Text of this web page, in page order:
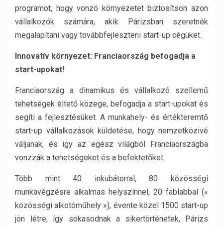
programot, hogy vonzó környezetet biztosítson azon
vállalkozók számára, akik Párizsban szeretnék
megalapítani vagy továbbfejleszteni start-up cégüket.
Innovatív környezet: Franciaország befogadja a
start-upokat!
Franciaország a dinamikus és vállalkozó szellemű
tehetségek éltető közege, befogadja a start-upokat és
segíti a fejlesztésüket. A munkahely- és értékteremtő
start-up vállalkozások küldetése, hogy nemzetközivé
váljanak, és így az egész világból Franciaországba
vonzzák a tehetségeket és a befektetőket.
Több mint 40 inkubátorral, 80 közösségi
munkavégzésre alkalmas helyszínnel, 20 fablabbal («
közösségi alkotóműhely »), évente közel 1500 start-up
jön létre, így sokasodnak a sikertörténetek, Párizs